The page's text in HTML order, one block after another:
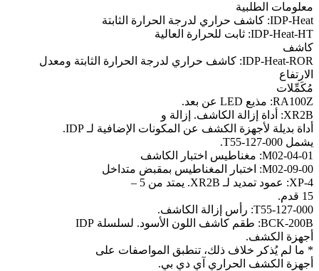
معلومات الطلبية
IDP-Heat: كاشف حراري لدرجة الحرارة الثابتة
IDP-Heat-HT: ثابت للحرارة العالية
كاشف
IDP-Heat-ROR: كاشف حراري لدرجة الحرارة الثابتة ومعدل
الارتفاع
مُكَمِّلات
RA100Z: مذيع LED عن بعد.
XR2B: أداة إزالة الكاشف. إزالة و
أداة بديلة لأجهزة الكشف عن المكونات الإضافية لـ IDP.
يشمل T55-127-000.
M02-04-01: مغناطيس اختبار الكاشف
M02-09-00: اختبار المغناطيس بمقبض متداخل
XP-4: عمود تمديد لـ XR2B. يمتد من 5 –
15 قدم.
T55-127-000: رأس إزالة الكاشف.
BCK-200B: طقم كاشف اللون الأسود. لسلسلة IDP
أجهزة الكشف.
* ما لم يُذكر خلاف ذلك، تنطبق المواصفات على
أجهزة الكشف الحراري آي دي بي.